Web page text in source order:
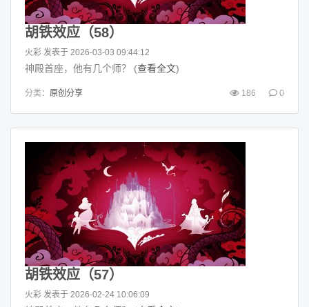
胡铁效应（58）
火彩 发表于 2026-03-03 09:44:12
神殿首座，他有几个师？ (查看全文)
分类： 原创分享 186 0
胡铁效应（57）
火彩 发表于 2026-02-24 10:06:09